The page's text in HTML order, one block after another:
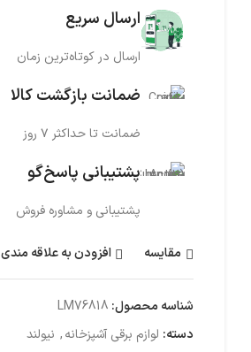
ارسال سریع
ارسال در کوتاه‌ترین زمان
ضمانت بازگشت کالا
ضمانت تا حداکثر ۷ روز
پشتیبانی پاسخ‌گو
پشتیبانی و مشاوره فروش
مقایسه افزودن به علاقه مندی
شناسه محصول: LM76818
دسته: لوازم برقی آشپزخانه, نیولند